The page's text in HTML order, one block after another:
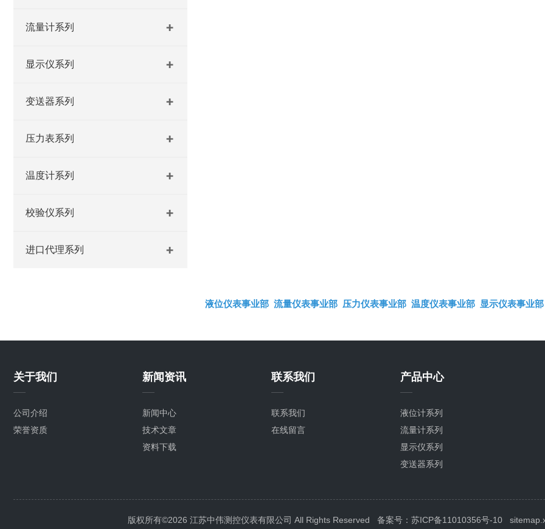
流量计系列
显示仪系列
变送器系列
压力表系列
温度计系列
校验仪系列
进口代理系列
液位仪表事业部 流量仪表事业部 压力仪表事业部 温度仪表事业部 显示仪表事业部
关于我们
公司介绍
荣誉资质
新闻资讯
新闻中心
技术文章
资料下载
联系我们
联系我们
在线留言
产品中心
液位计系列
流量计系列
显示仪系列
变送器系列
温度计系列
校验仪系列
版权所有©2026 江苏中伟测控仪表有限公司 All Rights Reserved 备案号：苏ICP备11010356号-10